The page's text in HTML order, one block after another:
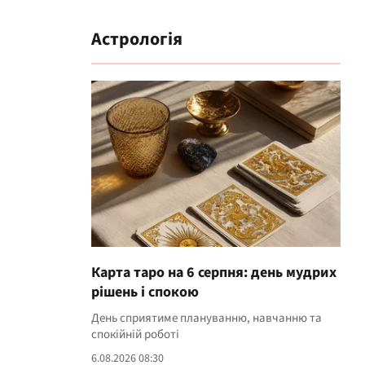
Астрологія
Карта таро на 6 серпня: день мудрих
рішень і спокою
День сприятиме плануванню, навчанню та
спокійній роботі
6.08.2026 08:30